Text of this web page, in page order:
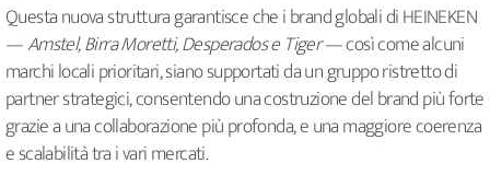
Questa nuova struttura garantisce che i brand globali di HEINEKEN
—Amstel, Birra Moretti, Desperados e Tiger— così come alcuni
marchi locali prioritari, siano supportati da un gruppo ristretto di
partner strategici, consentendo una costruzione del brand più forte
grazie a una collaborazione più profonda, e una maggiore coerenza
e scalabilità tra i vari mercati.